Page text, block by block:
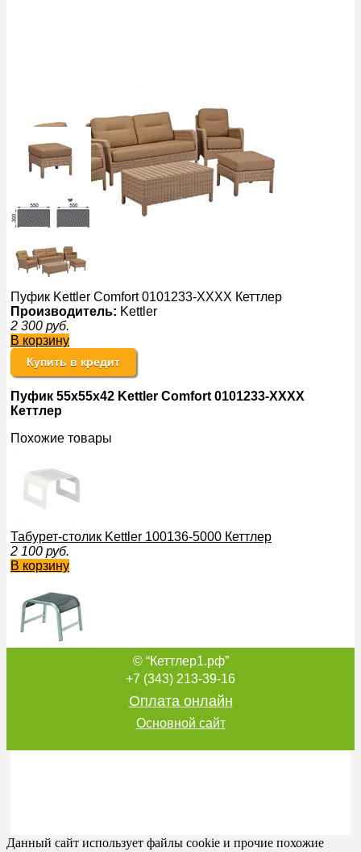
Пуфик Kettler Comfort 0101233-ХХХХ Кеттлер
Производитель: Kettler
2 300 руб.
В корзину
Купить в кредит
Пуфик 55x55x42 Kettler Comfort 0101233-ХХХХ
Кеттлер
Похожие товары
Табурет-столик Kettler 100136-5000 Кеттлер
2 100 руб.
В корзину
Табурет Avance Kettler 100103-0000 Кеттлер
© “Кеттлер1.рф”
+7 (343) 213-39-16
Оплата онлайн
Основной сайт
Данный сайт использует файлы cookie и прочие похожие